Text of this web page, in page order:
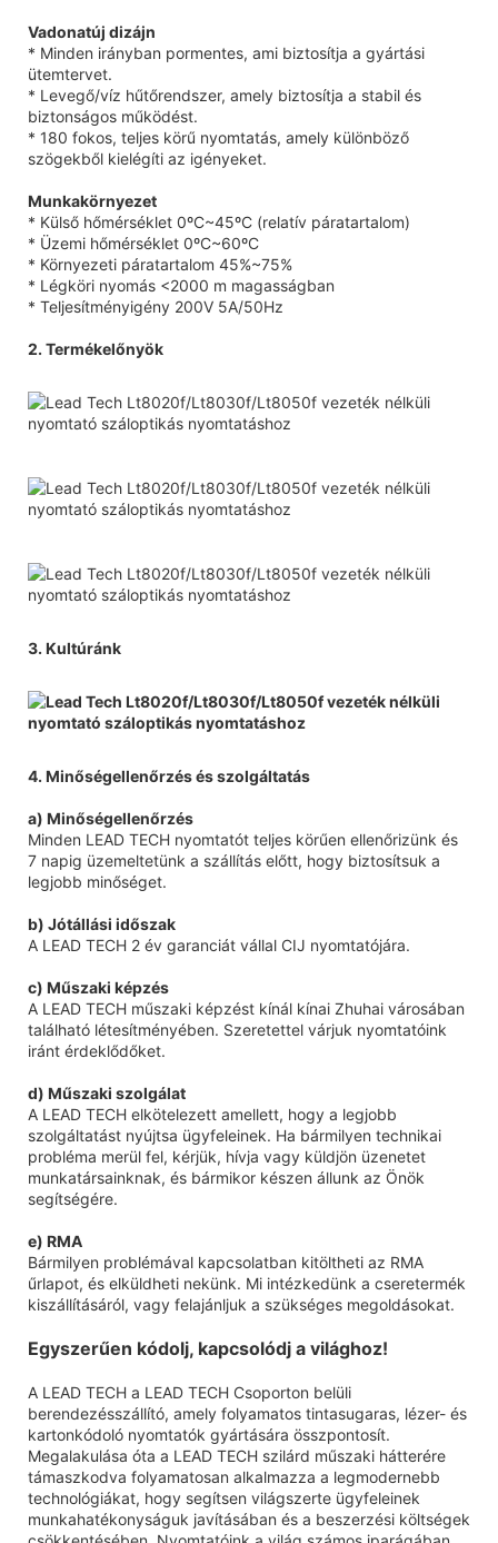
Vadonatúj dizájn
* Minden irányban pormentes, ami biztosítja a gyártási
ütemtervet.
* Levegő/víz hűtőrendszer, amely biztosítja a stabil és
biztonságos működést.
* 180 fokos, teljes körű nyomtatás, amely különböző
szögekből kielégíti az igényeket.
Munkakörnyezet
* Külső hőmérséklet 0ºC~45ºC (relatív páratartalom)
* Üzemi hőmérséklet 0ºC~60ºC
* Környezeti páratartalom 45%~75%
* Légköri nyomás <2000 m magasságban
* Teljesítményigény 200V 5A/50Hz
2. Termékelőnyök
3. Kultúránk
4. Minőségellenőrzés és szolgáltatás
a) Minőségellenőrzés
Minden LEAD TECH nyomtatót teljes körűen ellenőrizünk és
7 napig üzemeltetünk a szállítás előtt, hogy biztosítsuk a
legjobb minőséget.
b) Jótállási időszak
A LEAD TECH 2 év garanciát vállal CIJ nyomtatójára.
c) Műszaki képzés
A LEAD TECH műszaki képzést kínál kínai Zhuhai városában
található létesítményében. Szeretettel várjuk nyomtatóink
iránt érdeklődőket.
d) Műszaki szolgálat
A LEAD TECH elkötelezett amellett, hogy a legjobb
szolgáltatást nyújtsa ügyfeleinek. Ha bármilyen technikai
probléma merül fel, kérjük, hívja vagy küldjön üzenetet
munkatársainknak, és bármikor készen állunk az Önök
segítségére.
e) RMA
Bármilyen problémával kapcsolatban kitöltheti az RMA
űrlapot, és elküldheti nekünk. Mi intézkedünk a cseretermék
kiszállításáról, vagy felajánljuk a szükséges megoldásokat.
Egyszerűen kódolj, kapcsolódj a világhoz!
A LEAD TECH a LEAD TECH Csoporton belüli
berendezésszállító, amely folyamatos tintasugaras, lézer- és
kartonkódoló nyomtatók gyártására összpontosít.
Megalakulása óta a LEAD TECH szilárd műszaki hátterére
támaszkodva folyamatosan alkalmazza a legmodernebb
technológiákat, hogy segítsen világszerte ügyfeleinek
munkahatékonyságuk javításában és a beszerzési költségek